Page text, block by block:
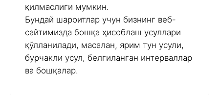
қилмаслиги мумкин.
Бундай шароитлар учун бизнинг веб-
сайтимизда бошқа ҳисоблаш усуллари
қўлланилади, масалан, ярим тун усули,
бурчакли усул, белгиланган интерваллар
ва бошқалар.